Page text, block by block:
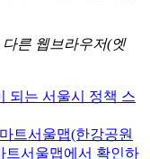
다른 웹브라우저(엣